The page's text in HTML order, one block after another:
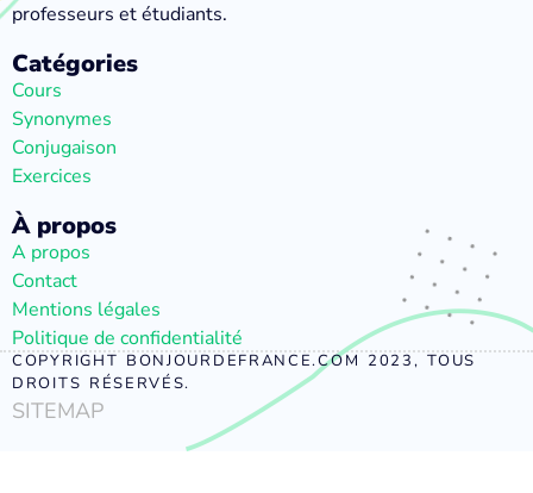
professeurs et étudiants.
Catégories
Cours
Synonymes
Conjugaison
Exercices
À propos
A propos
Contact
Mentions légales
Politique de confidentialité
COPYRIGHT BONJOURDEFRANCE.COM 2023, TOUS
DROITS RÉSERVÉS.
SITEMAP